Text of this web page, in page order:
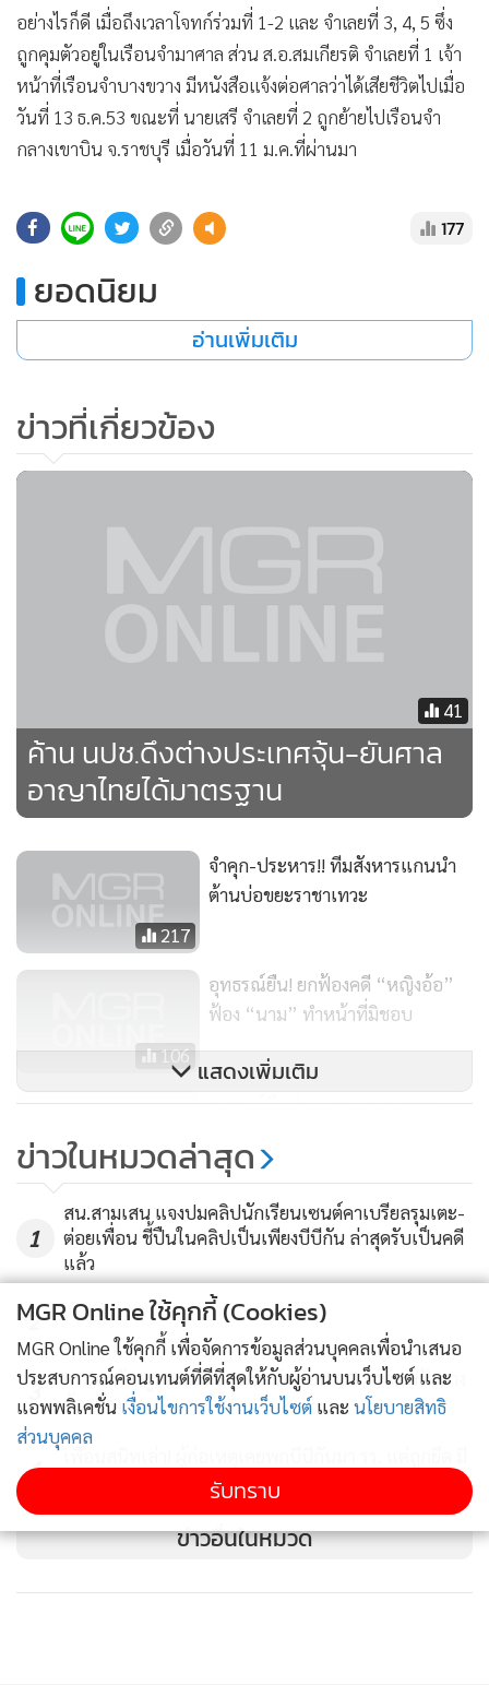
อย่างไรก็ดี เมื่อถึงเวลาโจทก์ร่วมที่ 1-2 และ จำเลยที่ 3, 4, 5 ซึ่ง
ถูกคุมตัวอยู่ในเรือนจำมาศาล ส่วน ส.อ.สมเกียรติ จำเลยที่ 1 เจ้า
หน้าที่เรือนจำบางขวาง มีหนังสือแจ้งต่อศาลว่าได้เสียชีวิตไปเมื่อ
วันที่ 13 ธ.ค.53 ขณะที่ นายเสรี จำเลยที่ 2 ถูกย้ายไปเรือนจำ
กลางเขาบิน จ.ราชบุรี เมื่อวันที่ 11 ม.ค.ที่ผ่านมา
ศาลพิจารณาแล้วเห็นว่าเนื่องจากคดีนี้ศาลอุทธรณ์ได้มีคำ
พิพากษา ซึ่งเป็นพฤติการณ์ของจำเลยทุกคนไว้แล้ว แต่เมื่อ
จำเลย 1 ที่เสียชีวิตไป จึงยังไม่สามารถอ่านคำพิพากษาได้ โดย
เห็นสมควรส่งสำนวน พร้อมหนังสือจากเรือนจำบางขวาง กลับ
พิพากษาต่อไป
ผู้สื่อข่าวรายงานว่า สำหรับคดีนี้สืบเนื่องจาก นายสุวัฒน์ แกนนำ
อบต.ราชาเทวะ ให้มีการยกเลิกสัญญา ภายหลังการเสียชีวิต
สอบสวนประเด็นการสังหาร มาจากการคัดค้านบ่อขยะราชา
เทวะ ซึ่งเป็นการร่วมมือของผู้ที่เกี่ยวข้องกับบ่อขยะ และนักการ
เมืองท้องถิ่น กระทั่งจับกุมผู้กระทำผิดมาดำเนินคดีให้เข้าสู่
กระบวนการยุติธรรม
177
ยอดนิยม
อ่านเพิ่มเติม
ข่าวที่เกี่ยวข้อง
41
ค้าน นปช.ดึงต่างประเทศจุ้น-ยันศาล
อาญาไทยได้มาตรฐาน
217
จำคุก-ประหาร!! ทีมสังหารแกนนำ
ต้านบ่อขยะราชาเทวะ
106
อุทธรณ์ยืน! ยกฟ้องคดี “หญิงอ้อ”
ฟ้อง “นาม” ทำหน้าที่มิชอบ
587
อุทธรณ์ยืนประหาร “อบต.ราชา
แสดงเพิ่มเติม
ข่าวในหมวดล่าสุด
1
สน.สามเสน แจงปมคลิปนักเรียนเซนต์คาเบรียลรุมเตะ-
ต่อยเพื่อน ชี้ปืนในคลิปเป็นเพียงบีบีกัน ล่าสุดรับเป็นคดี
แล้ว
2
3
ครอบครัวครูสอนคณิต เหยื่อนักเรียน ม.3 สวดศพวัดบาง
อ้อยช้าง
4
ปัญหาครูภาษาไทยให้เกรด 0
ข่าวอื่นในหมวด
MGR Online ใช้คุกกี้ (Cookies)
MGR Online ใช้คุกกี้ เพื่อจัดการข้อมูลส่วนบุคคลเพื่อนำเสนอ
ประสบการณ์คอนเทนต์ที่ดีที่สุดให้กับผู้อ่านบนเว็บไซต์ และ
แอพพลิเคชั่น เงื่อนไขการใช้งานเว็บไซต์ และ นโยบายสิทธิ
ส่วนบุคคล
รับทราบ